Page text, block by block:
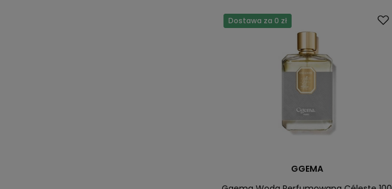
Dostawa za 0 zł
GGEMA